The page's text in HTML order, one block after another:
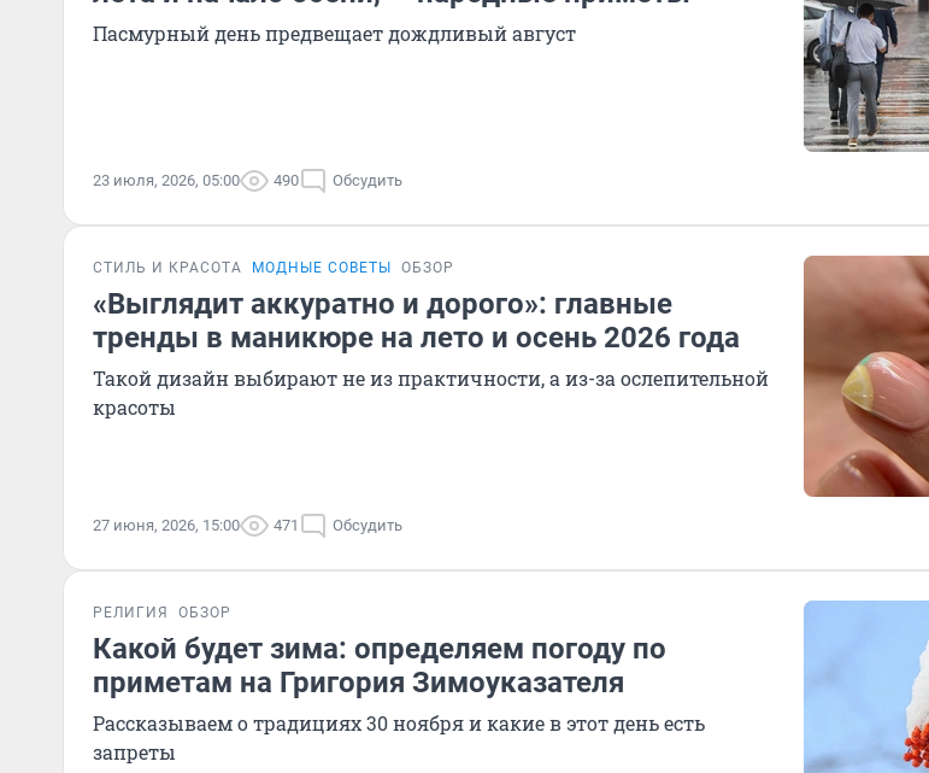
Пасмурный день предвещает дождливый август
23 июля, 2026, 05:00 490 Обсудить
СТИЛЬ И КРАСОТА МОДНЫЕ СОВЕТЫ ОБЗОР
«Выглядит аккуратно и дорого»: главные
тренды в маникюре на лето и осень 2026 года
Такой дизайн выбирают не из практичности, а из-за ослепительной
красоты
27 июня, 2026, 15:00 471 Обсудить
РЕЛИГИЯ ОБЗОР
Какой будет зима: определяем погоду по
приметам на Григория Зимоуказателя
Рассказываем о традициях 30 ноября и какие в этот день есть
запреты